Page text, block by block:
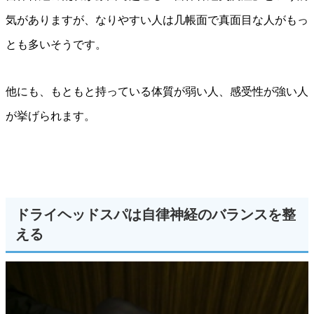
気がありますが、なりやすい人は几帳面で真面目な人がもっ
とも多いそうです。
他にも、もともと持っている体質が弱い人、感受性が強い人
が挙げられます。
ドライヘッドスパは自律神経のバランスを整
える